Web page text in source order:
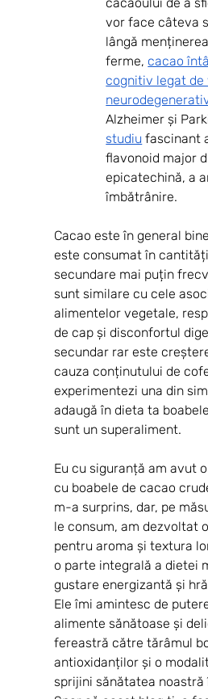
vor face câteva
lângă
ferme, cacao
cognitiv legat
Alzheimer și
studiu fascinant
flavonoid major
epicatechină, a
îmbătrânire.
Cacao este în general
este consumat în
secundare mai puțin
sunt similare cu cele
alimentelor vegetale,
de cap și disconfortul
secundar rar este
cauza conținutului de
experimentezi una din
adaugă în dieta ta
sunt un superaliment.
Eu cu siguranță am avut
cu boabele de cacao
m-a surprins, dar, pe
le consum, am dezvoltat
pentru aroma și textura
o parte integrală a dietei
gustare energizantă și
Ele îmi amintesc de
alimente sănătoase și
fereastră către tărâmul
antioxidanților și o
sprijini sănătatea